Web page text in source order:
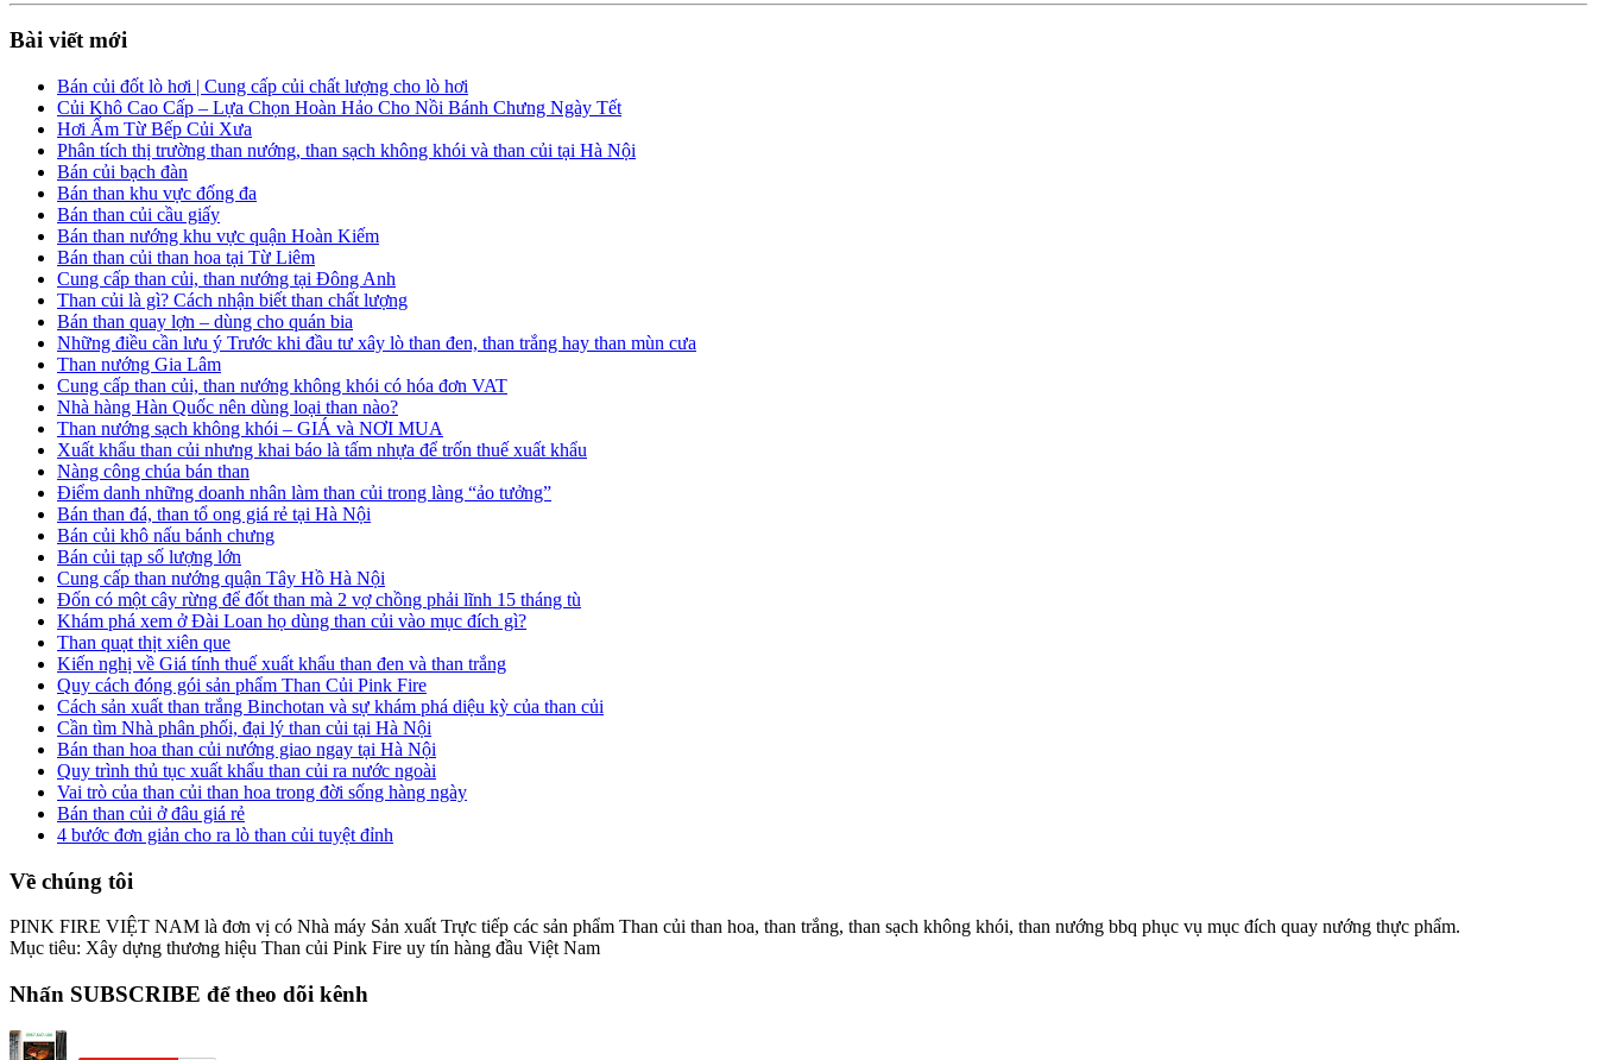
Bài viết mới
Bán củi đốt lò hơi | Cung cấp củi chất lượng cho lò hơi
Củi Khô Cao Cấp – Lựa Chọn Hoàn Hảo Cho Nồi Bánh Chưng Ngày Tết
Hơi Ấm Từ Bếp Củi Xưa
Phân tích thị trường than nướng, than sạch không khói và than củi tại Hà Nội
Bán củi bạch đàn
Bán than khu vực đống đa
Bán than củi cầu giấy
Bán than nướng khu vực quận Hoàn Kiếm
Bán than củi than hoa tại Từ Liêm
Cung cấp than củi, than nướng tại Đông Anh
Than củi là gì? Cách nhận biết than chất lượng
Bán than quay lợn – dùng cho quán bia
Những điều cần lưu ý Trước khi đầu tư xây lò than đen, than trắng hay than mùn cưa
Than nướng Gia Lâm
Cung cấp than củi, than nướng không khói có hóa đơn VAT
Nhà hàng Hàn Quốc nên dùng loại than nào?
Than nướng sạch không khói – GIÁ và NƠI MUA
Xuất khẩu than củi nhưng khai báo là tấm nhựa để trốn thuế xuất khẩu
Nàng công chúa bán than
Điểm danh những doanh nhân làm than củi trong làng “ảo tưởng”
Bán than đá, than tổ ong giá rẻ tại Hà Nội
Bán củi khô nấu bánh chưng
Bán củi tạp số lượng lớn
Cung cấp than nướng quận Tây Hồ Hà Nội
Đốn có một cây rừng để đốt than mà 2 vợ chồng phải lĩnh 15 tháng tù
Khám phá xem ở Đài Loan họ dùng than củi vào mục đích gì?
Than quạt thịt xiên que
Kiến nghị về Giá tính thuế xuất khẩu than đen và than trắng
Quy cách đóng gói sản phẩm Than Củi Pink Fire
Cách sản xuất than trắng Binchotan và sự khám phá diệu kỳ của than củi
Cần tìm Nhà phân phối, đại lý than củi tại Hà Nội
Bán than hoa than củi nướng giao ngay tại Hà Nội
Quy trình thủ tục xuất khẩu than củi ra nước ngoài
Vai trò của than củi than hoa trong đời sống hàng ngày
Bán than củi ở đâu giá rẻ
4 bước đơn giản cho ra lò than củi tuyệt đỉnh
Về chúng tôi
PINK FIRE VIỆT NAM là đơn vị có Nhà máy Sản xuất Trực tiếp các sản phẩm Than củi than hoa, than trắng, than sạch không khói, than nướng bbq phục vụ mục đích quay nướng thực phẩm.
Mục tiêu: Xây dựng thương hiệu Than củi Pink Fire uy tín hàng đầu Việt Nam
Nhấn SUBSCRIBE để theo dõi kênh